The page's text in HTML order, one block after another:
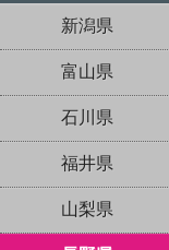
新潟県
富山県
石川県
福井県
山梨県